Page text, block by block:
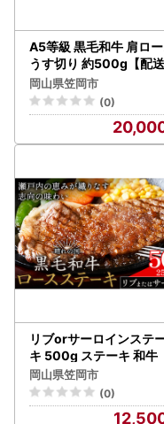
A5等級 黒毛和牛 肩ロ
うす切り 約500g【配
可地域あり】牛肉
岡山県笠岡市
(0)
リブorサーロインステ
キ 500g ステーキ 和牛
岡山県笠岡市
(0)